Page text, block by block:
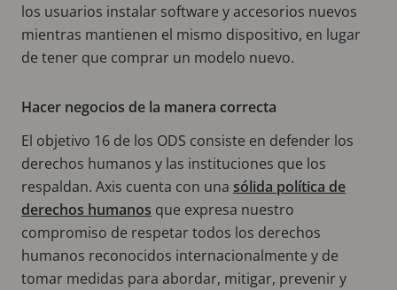
los usuarios instalar software y accesorios nuevos
mientras mantienen el mismo dispositivo, en lugar
de tener que comprar un modelo nuevo.
Hacer negocios de la manera correcta
El objetivo 16 de los ODS consiste en defender los
derechos humanos y las instituciones que los
respaldan. Axis cuenta con una sólida política de
derechos humanos que expresa nuestro
compromiso de respetar todos los derechos
humanos reconocidos internacionalmente y de
tomar medidas para abordar, mitigar, prevenir y